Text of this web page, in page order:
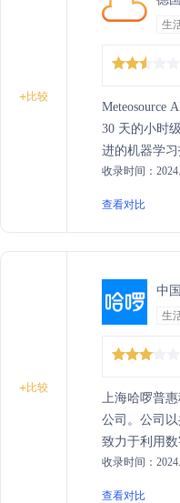
+比较
生
Meteosource
30 天的小时
进的机器学
率的天气地
收录时间：
查看对比
+比较
中国
生
上海哈啰普
公司。公司
致力于利用
车、顺风车
收录时间：
查看对比